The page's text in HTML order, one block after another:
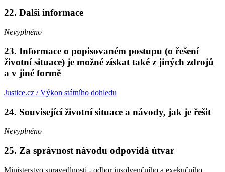
22. Další informace
Nevyplněno
23. Informace o popisovaném postupu (o řešení
životní situace) je možné získat také z jiných zdrojů
a v jiné formě
Justice.cz / Výkon státního dohledu
24. Související životní situace a návody, jak je řešit
Nevyplněno
25. Za správnost návodu odpovídá útvar
Ministerstvo spravedlnosti - odbor insolvenčního a exekučního